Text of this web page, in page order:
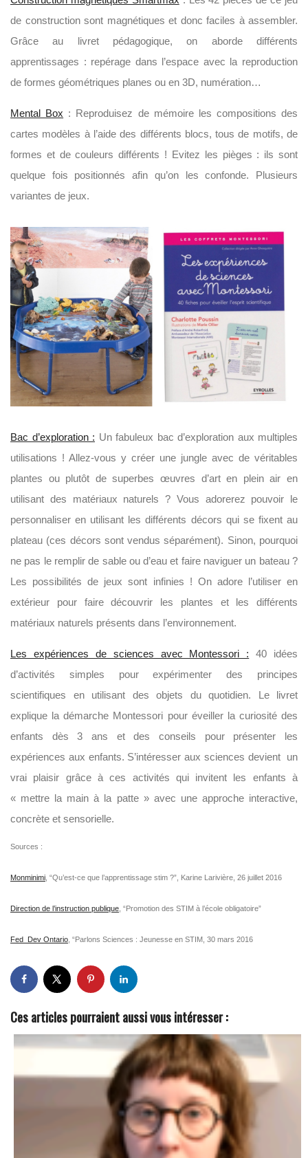
de construction sont magnétiques et donc faciles à assembler.
Grâce au livret pédagogique, on aborde différents
apprentissages : repérage dans l’espace avec la reproduction
de formes géométriques planes ou en 3D, numération…
Mental Box : Reproduisez de mémoire les compositions des
cartes modèles à l’aide des différents blocs, tous de motifs, de
formes et de couleurs différents ! Evitez les pièges : ils sont
quelque fois positionnés afin qu’on les confonde. Plusieurs
variantes de jeux.
Bac d’exploration : Un fabuleux bac d’exploration aux multiples
utilisations ! Allez-vous y créer une jungle avec de véritables
plantes ou plutôt de superbes œuvres d’art en plein air en
utilisant des matériaux naturels ? Vous adorerez pouvoir le
personnaliser en utilisant les différents décors qui se fixent au
plateau (ces décors sont vendus séparément). Sinon, pourquoi
ne pas le remplir de sable ou d’eau et faire naviguer un bateau ?
Les possibilités de jeux sont infinies ! On adore l’utiliser en
extérieur pour faire découvrir les plantes et les différents
matériaux naturels présents dans l’environnement.
Les expériences de sciences avec Montessori : 40 idées
d’activités simples pour expérimenter des principes
scientifiques en utilisant des objets du quotidien. Le livret
explique la démarche Montessori pour éveiller la curiosité des
enfants dès 3 ans et des conseils pour présenter les
expériences aux enfants. S’intéresser aux sciences devient un
vrai plaisir grâce à ces activités qui invitent les enfants à
« mettre la main à la patte » avec une approche interactive,
concrète et sensorielle.
Sources :
Monminimi , “Qu’est-ce que l’apprentissage stim ?”, Karine Larivière, 26 juillet 2016
Direction de l’instruction publique , “Promotion des STIM à l’école obligatoire”
Fed_Dev Ontario , “Parlons Sciences : Jeunesse en STIM, 30 mars 2016
Ces articles pourraient aussi vous intéresser :